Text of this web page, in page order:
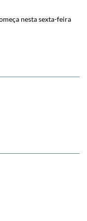
nesta sexta-feira